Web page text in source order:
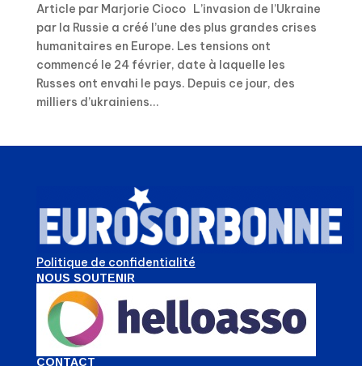
Article par Marjorie Cioco L’invasion de l’Ukraine
par la Russie a créé l’une des plus grandes crises
humanitaires en Europe. Les tensions ont
commencé le 24 février, date à laquelle les
Russes ont envahi le pays. Depuis ce jour, des
milliers d’ukrainiens...
Politique de confidentialité
NOUS SOUTENIR
CONTACT